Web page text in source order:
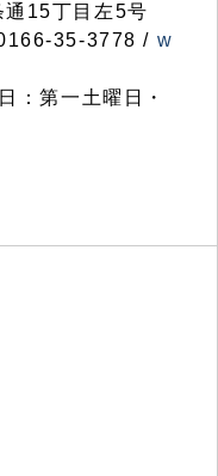
15丁目左5号
35-3778 / w
：第一土曜日・